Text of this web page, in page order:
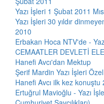
Yazı İşleri 1 Şubat 2011
Yazı İşleri 30 yıldır
2010
Erbakan Hoca NTV'de -
CEMAATLER DEVLETİ
Hanefi Avcı'dan Mektup
Şerif Mardin Yazı İşleri Özel
Hanefi Avcı ilk kez konuştu
Ertuğrul Mavioğlu - Yazı